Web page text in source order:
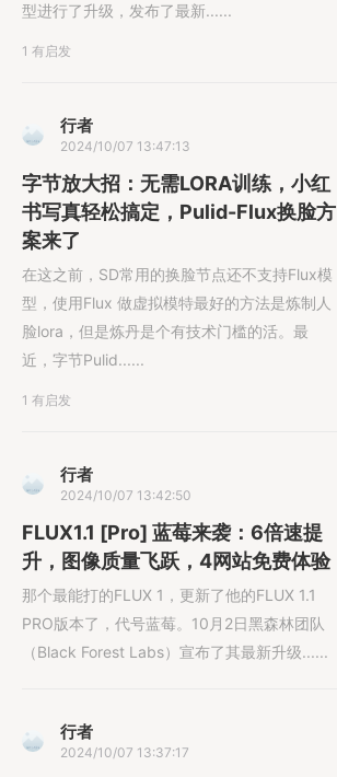
型进行了升级，发布了最新......
1 有启发
行者
2024/10/07 13:47:13
字节放大招：无需LORA训练，小红
书写真轻松搞定，Pulid-Flux换脸方
案来了
在这之前，SD常用的换脸节点还不支持Flux模
型，使用Flux 做虚拟模特最好的方法是炼制人
脸lora，但是炼丹是个有技术门槛的活。最
近，字节Pulid......
1 有启发
行者
2024/10/07 13:42:50
FLUX1.1 [Pro] 蓝莓来袭：6倍速提
升，图像质量飞跃，4网站免费体验
那个最能打的FLUX 1，更新了他的FLUX 1.1
PRO版本了，代号蓝莓。10月2日黑森林团队
（Black Forest Labs）宣布了其最新升级......
行者
2024/10/07 13:37:17